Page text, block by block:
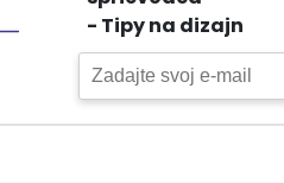
- Tipy na dizajn